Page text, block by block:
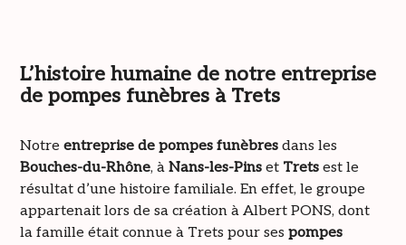
L’histoire humaine de notre entreprise
de pompes funèbres à Trets
Notreentreprise de pompes funèbres dans les
Bouches-du-Rhône, àNans-les-Pins et Trets est le
résultat d’une histoire familiale. En effet, le groupe
appartenait lors de sa création à Albert PONS, dont
la famille était connue à Trets pour sespompes